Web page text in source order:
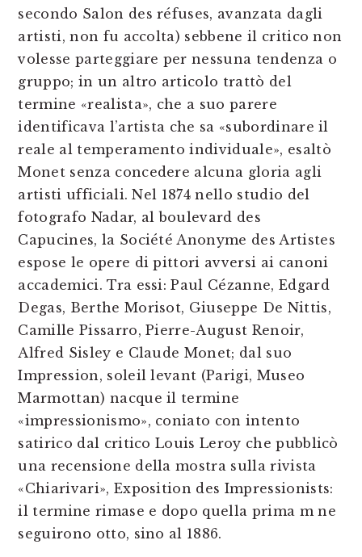
secondo Salon des réfuses, avanzata dagli
artisti, non fu accolta) sebbene il critico non
volesse parteggiare per nessuna tendenza o
gruppo; in un altro articolo trattò del
termine «realista», che a suo parere
identificava l’artista che sa «subordinare il
reale al temperamento individuale», esaltò
Monet senza concedere alcuna gloria agli
artisti ufficiali. Nel 1874 nello studio del
fotografo Nadar, al boulevard des
Capucines, la Société Anonyme des Artistes
espose le opere di pittori avversi ai canoni
accademici. Tra essi: Paul Cézanne, Edgard
Degas, Berthe Morisot, Giuseppe De Nittis,
Camille Pissarro, Pierre-August Renoir,
Alfred Sisley e Claude Monet; dal suo
Impression, soleil levant (Parigi, Museo
Marmottan) nacque il termine
«impressionismo», coniato con intento
satirico dal critico Louis Leroy che pubblicò
una recensione della mostra sulla rivista
«Chiarivari», Exposition des Impressionists:
il termine rimase e dopo quella prima m ne
seguirono otto, sino al 1886.